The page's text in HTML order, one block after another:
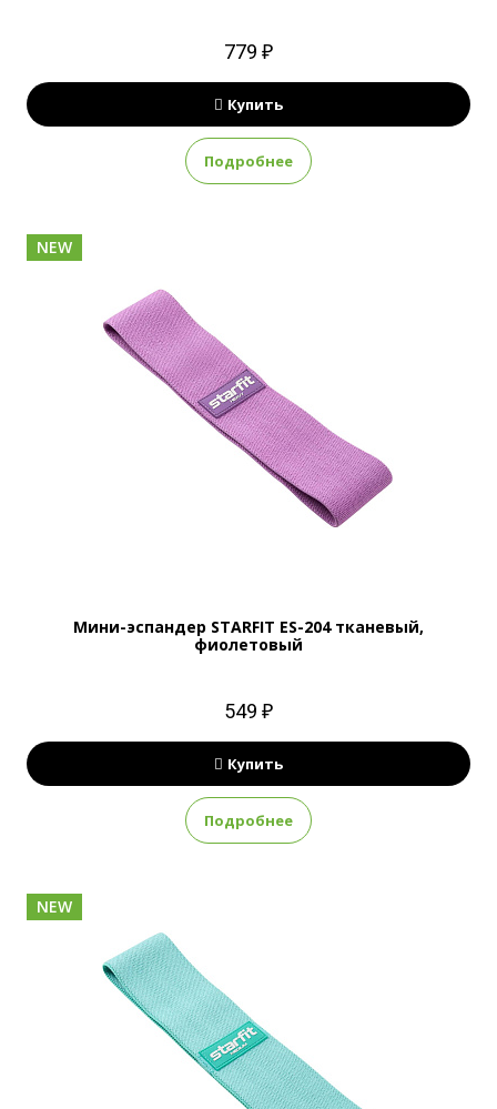
779 ₽
Купить
Подробнее
NEW
Мини-эспандер STARFIT ES-204 тканевый,
фиолетовый
549 ₽
Купить
Подробнее
NEW